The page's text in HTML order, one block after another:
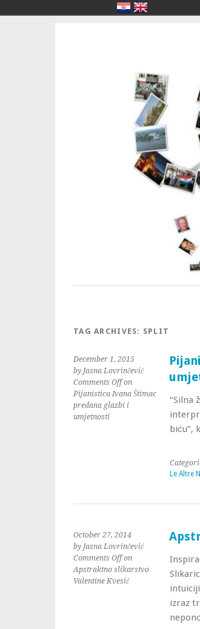
TAG ARCHIVES: SPLIT
December 1, 2015
by Jasna Lovrinčević
Comments Offon
Pijanistica Ivana Štimac
predana glazbi i
umjetnosti
“Silna
biću”,
Le Altre
October 27, 2014
by Jasna Lovrinčević
Comments Offon
Apstraktno slikarstvo
Valentine Kvesić
izraz